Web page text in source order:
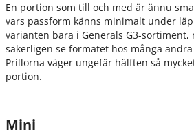
En portion som till och med är ännu
vars passform känns minimalt under
varianten bara i Generals G3-sortiment,
säkerligen se formatet hos många
Prillorna väger ungefär hälften så
portion.
Mini